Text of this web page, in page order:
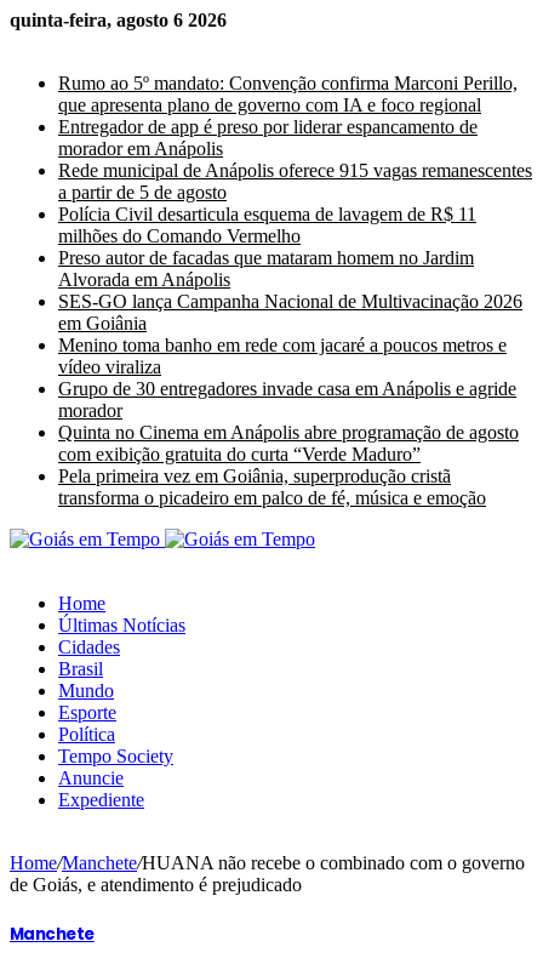
quinta-feira, agosto 6 2026
Rumo ao 5º mandato: Convenção confirma Marconi Perillo,
que apresenta plano de governo com IA e foco regional
Entregador de app é preso por liderar espancamento de
morador em Anápolis
Rede municipal de Anápolis oferece 915 vagas remanescentes
a partir de 5 de agosto
Polícia Civil desarticula esquema de lavagem de R$ 11
milhões do Comando Vermelho
Preso autor de facadas que mataram homem no Jardim
Alvorada em Anápolis
SES-GO lança Campanha Nacional de Multivacinação 2026
em Goiânia
Menino toma banho em rede com jacaré a poucos metros e
vídeo viraliza
Grupo de 30 entregadores invade casa em Anápolis e agride
morador
Quinta no Cinema em Anápolis abre programação de agosto
com exibição gratuita do curta “Verde Maduro”
Pela primeira vez em Goiânia, superprodução cristã
transforma o picadeiro em palco de fé, música e emoção
Home
Últimas Notícias
Cidades
Brasil
Mundo
Esporte
Política
Tempo Society
Anuncie
Expediente
Home/Manchete/HUANA não recebe o combinado com o governo
de Goiás, e atendimento é prejudicado
Manchete